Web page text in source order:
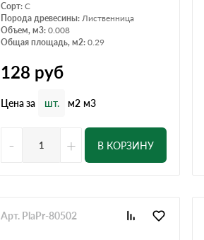
Сорт: С
Порода древесины: Лиственница
Объем, м3: 0.008
Общая площадь, м2: 0.29
128 руб
Цена за шт. м2 м3
- + В КОРЗИНУ
Арт. PlaPr-80502